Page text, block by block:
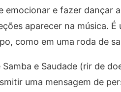
emocionar e fazer dançar
aparecer na música.
como em uma roda de
Samba e Saudade (rir de
uma mensagem de